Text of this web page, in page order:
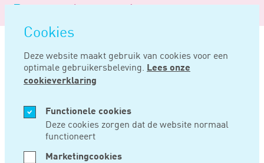
overslaan
Cookies
Deze website maakt gebruik van cookies voor een
optimale gebruikersbeleving. Lees onze
cookieverklaring
Functionele cookies
Deze cookies zorgen dat de website normaal
functioneert
Marketingcookies
Logo
Noord
Negentig
Home Nieuws
SEP 20, 2022
OMZETBELASTING